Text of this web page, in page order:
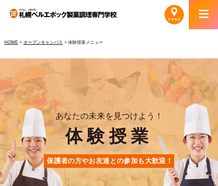
HOME> オープンキャンパス > 体験授業メニュー
あなたの未来を見つけよう！
体験授業
保護者の方やお友達との参加も大歓迎！